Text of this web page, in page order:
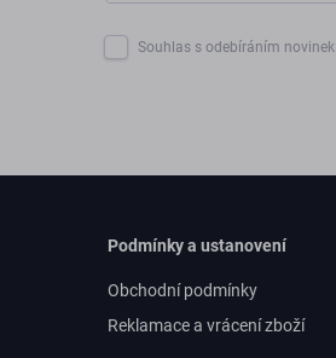
Souhlas s odebíráním novinek
Podmínky a ustanovení
Obchodní podmínky
Reklamace a vrácení zboží